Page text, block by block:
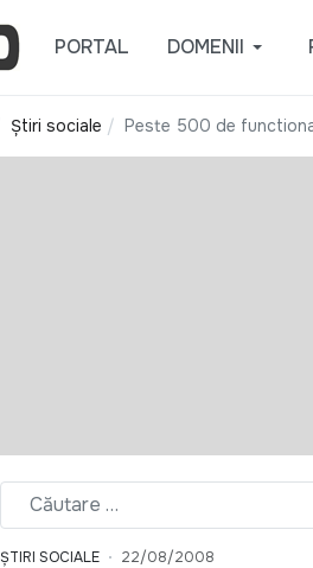
PORTAL DOMENII
Știri sociale Peste 500 de
ȘTIRI SOCIALE 22/08/2008